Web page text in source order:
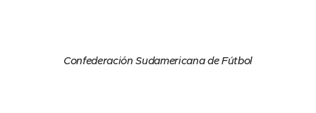
Confederación Sudamericana de Fútbol